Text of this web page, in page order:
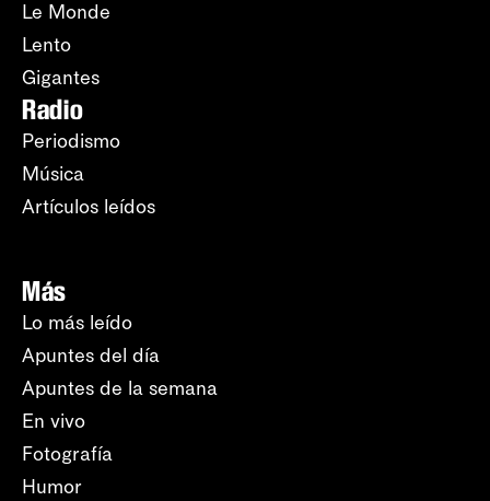
Le Monde
Lento
Gigantes
Radio
Periodismo
Música
Artículos leídos
Más
Lo más leído
Apuntes del día
Apuntes de la semana
En vivo
Fotografía
Humor